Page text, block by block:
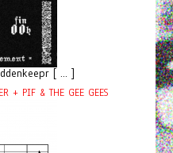
[ ... ]
+ PIF & THE GEE GEES